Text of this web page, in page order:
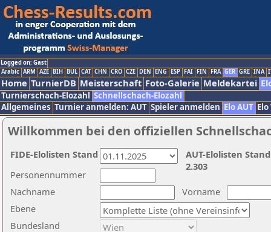
Logged on: Gast
Arabic ARM AZE BIH BUL CAT CHN CRO CZE DEN ENG ESP FAI FIN FRA GER GRE INA
Home TurnierDB Meisterschaft Foto-Galerie Meldekartei
Turnierschach-Elozahl Schnellschach-Elozahl
Allgemeines Turnier anmelden: AUT Spieler anmelden Elo AUT
Willkommen bei den offiziellen
Nachname
Vorname
Ebene
Personennummer
Bundesland
AUT-Elolisten
2.303
FIDE-Elolisten Stand